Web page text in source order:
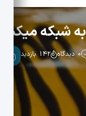
0 دیدگاه 142 بازدید